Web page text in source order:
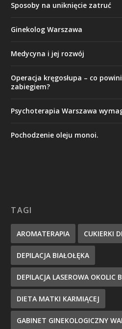
Sposoby na uniknięcie zatruć
Ginekolog Warszawa
Medycyna i jej rozwój
Operacja kręgosłupa – co
zabiegiem?
Psychoterapia Warszawa
Pochodzenie oleju monoi.
TAGI
AROMATERAPIA CUKIERKI
DEPILACJA BIAŁOŁĘKA
DEPILACJA LASEROWA OKOLIC
DIETA MATKI KARMIĄCEJ
GABINET GINEKOLOGICZNY